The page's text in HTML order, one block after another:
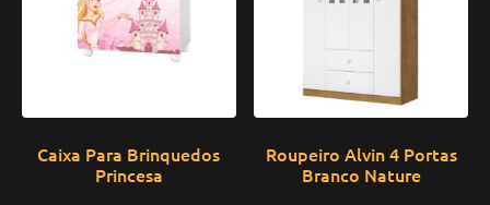
Caixa Para Brinquedos
Princesa
Roupeiro Alvin 4 Portas
Branco Nature